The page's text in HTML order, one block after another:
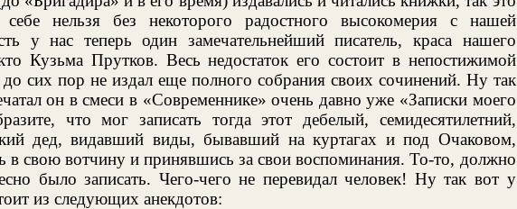
себе нельзя без некоторого радостного высокомерия с нашей
у нас теперь один замечательнейший писатель, краса нашего
Кузьма Прутков. Весь недостаток его состоит в непостижимой
до сих пор не издал еще полного собрания своих сочинений. Ну так
он в смеси в «Современнике» очень давно уже «Записки моего
что мог записать тогда этот дебелый, семидесятилетний,
дед, видавший виды, бывавший на куртагах и под Очаковом,
в свою вотчину и принявшись за свои воспоминания. То-то, должно
было записать. Чего-чего не перевидал человек! Ну так вот у
из следующих анекдотов: